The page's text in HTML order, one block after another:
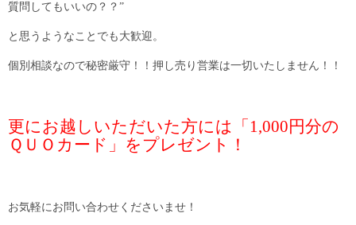
質問してもいいの？？”
と思うようなことでも大歓迎。
個別相談なので秘密厳守！！押し売り営業は一切いたしません！！
更にお越しいただいた方には「1,000円分の
ＱＵＯカード」をプレゼント！
お気軽にお問い合わせくださいませ！